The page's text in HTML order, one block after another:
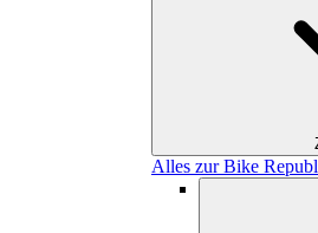
Alles zur Bike